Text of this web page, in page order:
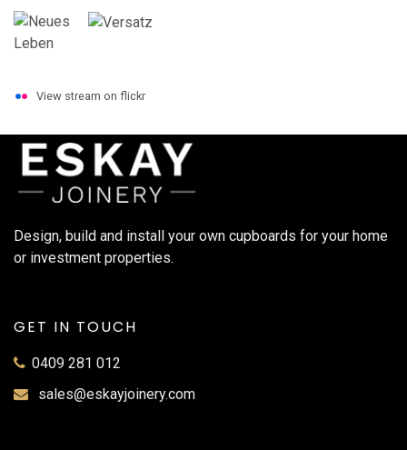
View stream on flickr
Design, build and install your own cupboards for your home
or investment properties.
GET IN TOUCH
0409 281 012
sales@eskayjoinery.com